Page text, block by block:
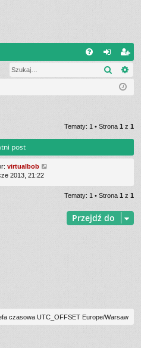
al
si
ę
ar
ej
tru
j
si
Szukaj
Tematy: 1 • Strona 1 z 1
post
virtualbob
2013, 21:22
Tematy: 1 • Strona 1 z 1
Przejdź do
czasowa UTC_OFFSET Europe/Warsaw